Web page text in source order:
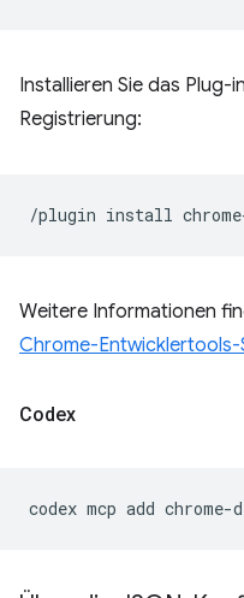
Installieren Sie das
Registrierung:
/plugin install
Weitere Informationen
Chrome-
Codex
codex mcp add chrome-